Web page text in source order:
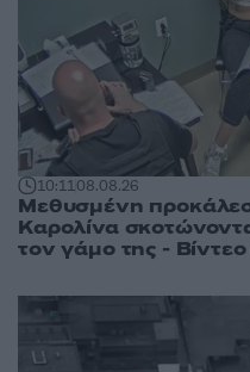
10:1108.08.26
Μεθυσμένη
Καρολίνα
τον γάμο της -